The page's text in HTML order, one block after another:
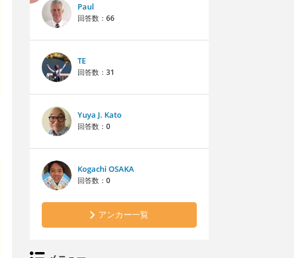
Paul
回答数： 66
TE
回答数： 31
Yuya J. Kato
回答数： 0
Kogachi OSAKA
回答数： 0
アンカー一覧